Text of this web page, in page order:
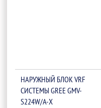
НАРУЖНЫЙ БЛОК VRF
СИСТЕМЫ GREE GMV-
S224W/A-X